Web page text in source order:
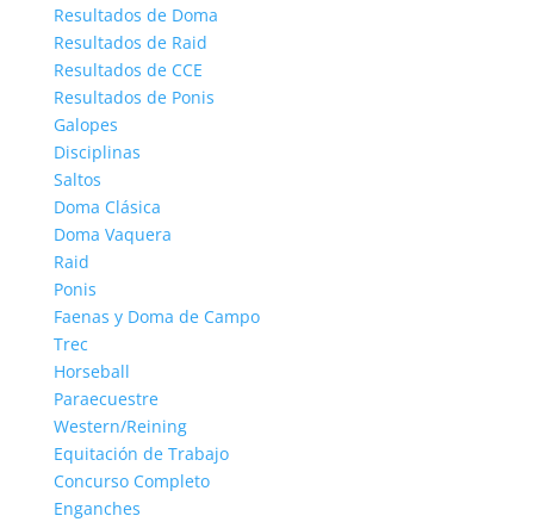
Resultados de Doma
Resultados de Raid
Resultados de CCE
Resultados de Ponis
Galopes
Disciplinas
Saltos
Doma Clásica
Doma Vaquera
Raid
Ponis
Faenas y Doma de Campo
Trec
Horseball
Paraecuestre
Western/Reining
Equitación de Trabajo
Concurso Completo
Enganches